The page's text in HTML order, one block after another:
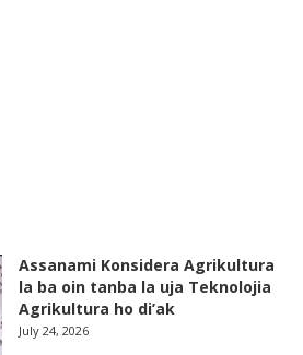
Assanami Konsidera Agrikultura
la ba oin tanba la uja Teknolojia
Agrikultura ho di’ak
July 24, 2026